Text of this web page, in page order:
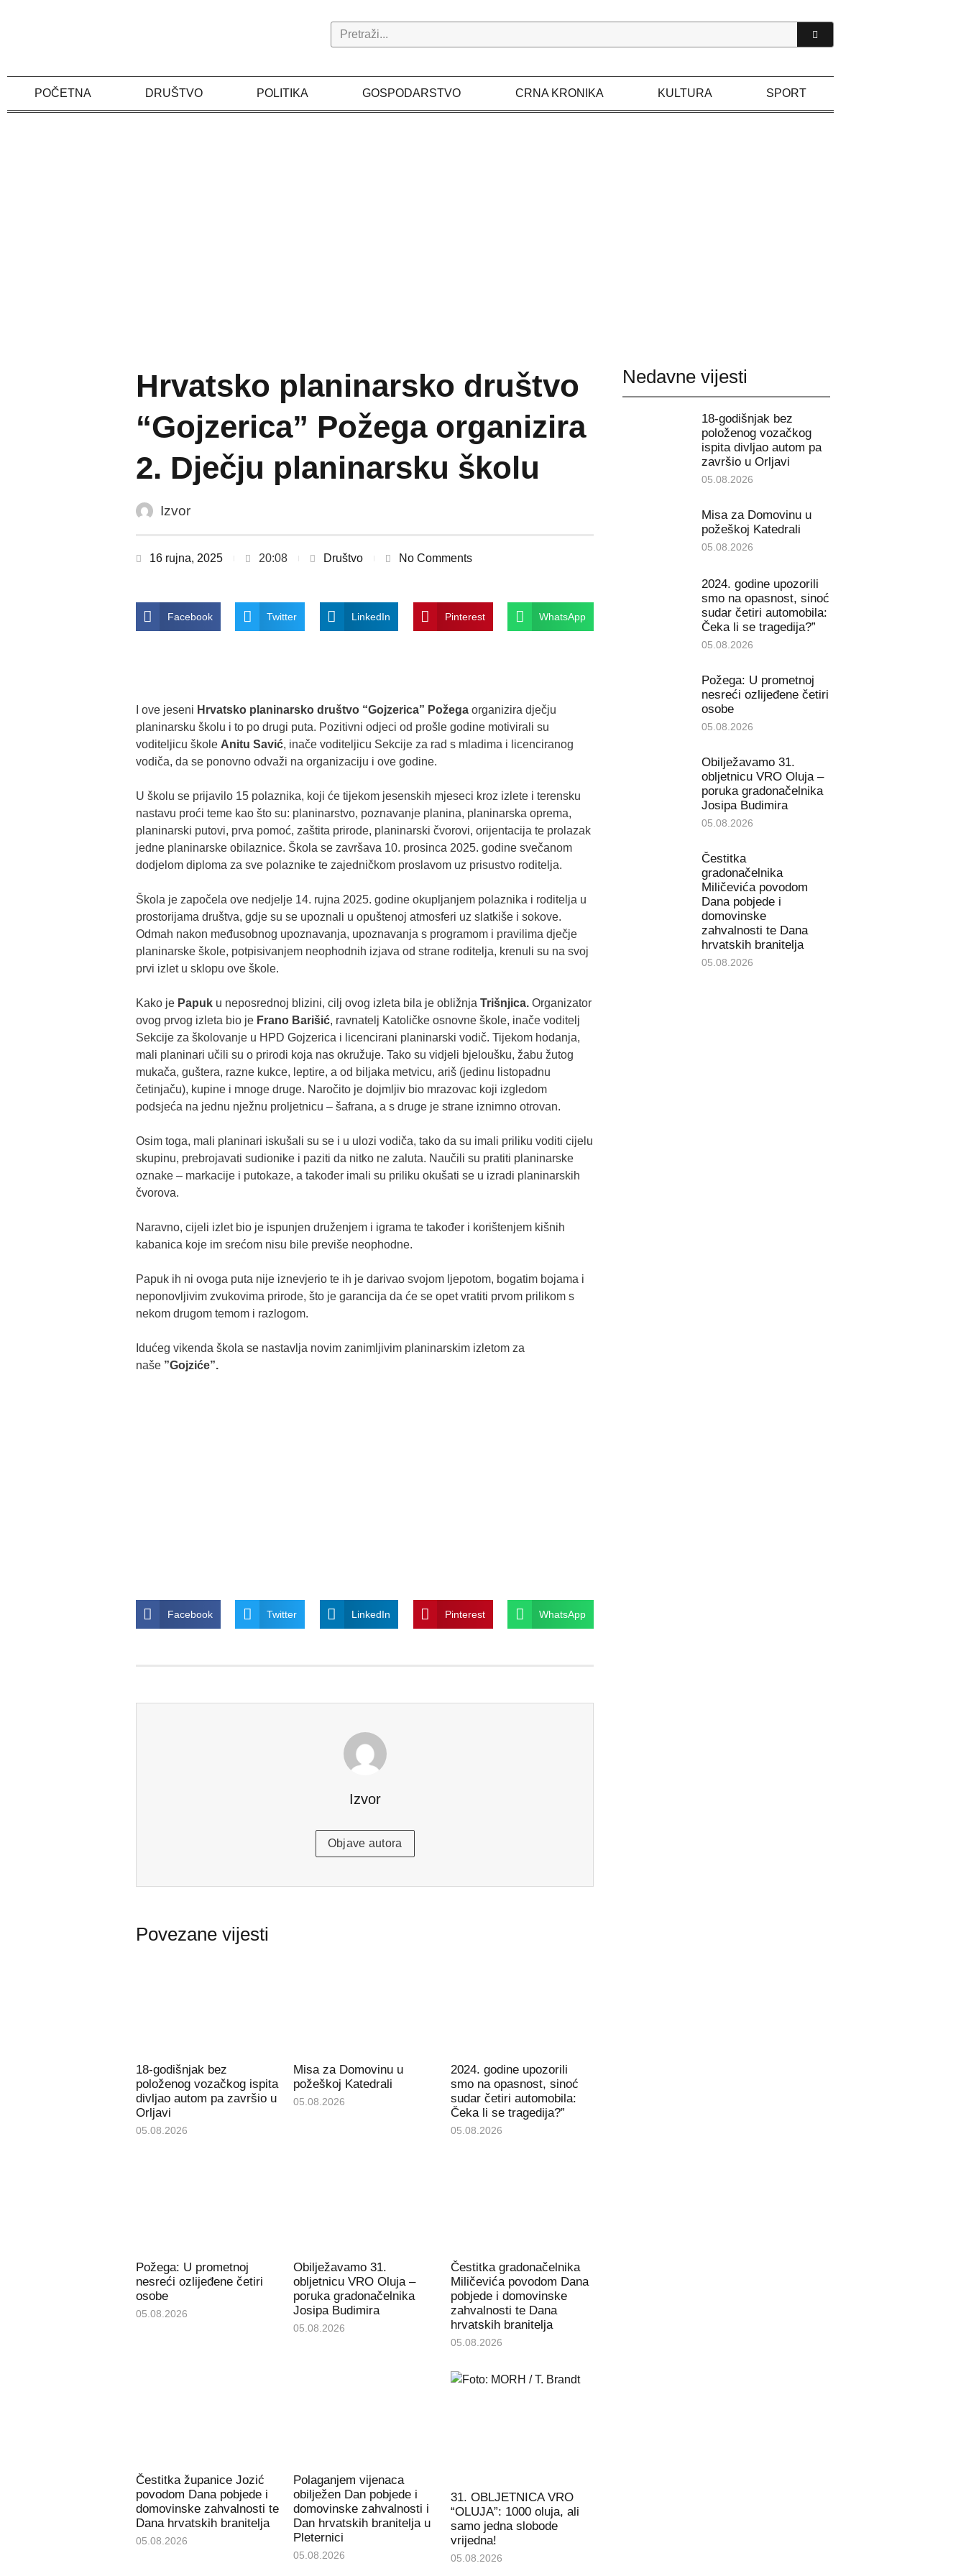
Search
POČETNA DRUŠTVO POLITIKA GOSPODARSTVO CRNA KRONIKA KULTURA SPORT
Hrvatsko planinarsko društvo
“Gojzerica” Požega organizira
2. Dječju planinarsku školu
Izvor
16 rujna, 2025 20:08 Društvo No Comments
Facebook Twitter LinkedIn Pinterest WhatsApp
I ove jeseni Hrvatsko planinarsko društvo “Gojzerica” Požegaorganizira dječju
planinarsku školu i to po drugi puta. Pozitivni odjeci od prošle godine motivirali su
voditeljicu škole Anitu Savić, inače voditeljicu Sekcije za rad s mladima i licenciranog
vodiča, da se ponovno odvaži na organizaciju i ove godine.
U školu se prijavilo 15 polaznika, koji će tijekom jesenskih mjeseci kroz izlete i terensku
nastavu proći teme kao što su: planinarstvo, poznavanje planina, planinarska oprema,
planinarski putovi, prva pomoć, zaštita prirode, planinarski čvorovi, orijentacija te prolazak
jedne planinarske obilaznice. Škola se završava 10. prosinca 2025. godine svečanom
dodjelom diploma za sve polaznike te zajedničkom proslavom uz prisustvo roditelja.
Škola je započela ove nedjelje 14. rujna 2025. godine okupljanjem polaznika i roditelja u
prostorijama društva, gdje su se upoznali u opuštenoj atmosferi uz slatkiše i sokove.
Odmah nakon međusobnog upoznavanja, upoznavanja s programom i pravilima dječje
planinarske škole, potpisivanjem neophodnih izjava od strane roditelja, krenuli su na svoj
prvi izlet u sklopu ove škole.
Kako je Papuku neposrednoj blizini, cilj ovog izleta bila je obližnja Trišnjica.Organizator
ovog prvog izleta bio jeFrano Barišić, ravnatelj Katoličke osnovne škole, inače voditelj
Sekcije za školovanje u HPD Gojzerica i licencirani planinarski vodič. Tijekom hodanja,
mali planinari učili su o prirodi koja nas okružuje. Tako su vidjeli bjeloušku, žabu žutog
mukača, guštera, razne kukce, leptire, a od biljaka metvicu, ariš (jedinu listopadnu
četinjaču), kupine i mnoge druge. Naročito je dojmljiv bio mrazovac koji izgledom
podsjeća na jednu nježnu proljetnicu – šafrana, a s druge je strane iznimno otrovan.
Osim toga, mali planinari iskušali su se i u ulozi vodiča, tako da su imali priliku voditi cijelu
skupinu, prebrojavati sudionike i paziti da nitko ne zaluta. Naučili su pratiti planinarske
oznake – markacije i putokaze, a također imali su priliku okušati se u izradi planinarskih
čvorova.
Naravno, cijeli izlet bio je ispunjen druženjem i igrama te također i korištenjem kišnih
kabanica koje im srećom nisu bile previše neophodne.
Papuk ih ni ovoga puta nije iznevjerio te ih je darivao svojom ljepotom, bogatim bojama i
neponovljivim zvukovima prirode, što je garancija da će se opet vratiti prvom prilikom s
nekom drugom temom i razlogom.
Idućeg vikenda škola se nastavlja novim zanimljivim planinarskim izletom za
naše”Gojziće”.
Facebook Twitter LinkedIn Pinterest WhatsApp
Izvor
Objave autora
Povezane vijesti
18-godišnjak bez
položenog vozačkog ispita
divljao autom pa završio u
Orljavi
05.08.2026
Misa za Domovinu u
požeškoj Katedrali
05.08.2026
2024. godine upozorili
smo na opasnost, sinoć
sudar četiri automobila:
Čeka li se tragedija?”
05.08.2026
Požega: U prometnoj
nesreći ozlijeđene četiri
osobe
05.08.2026
Obilježavamo 31.
obljetnicu VRO Oluja –
poruka gradonačelnika
Josipa Budimira
05.08.2026
Čestitka gradonačelnika
Miličevića povodom Dana
pobjede i domovinske
zahvalnosti te Dana
hrvatskih branitelja
05.08.2026
Čestitka županice Jozić
povodom Dana pobjede i
domovinske zahvalnosti te
Dana hrvatskih branitelja
05.08.2026
Polaganjem vijenaca
obilježen Dan pobjede i
domovinske zahvalnosti i
Dan hrvatskih branitelja u
Pleternici
05.08.2026
31. OBLJETNICA VRO
“OLUJA”: 1000 oluja, ali
samo jedna slobode
vrijedna!
05.08.2026
Nedavne vijesti
18-godišnjak bez
položenog vozačkog
ispita divljao autom pa
završio u Orljavi
05.08.2026
Misa za Domovinu u
požeškoj Katedrali
05.08.2026
2024. godine upozorili
smo na opasnost, sinoć
sudar četiri automobila:
Čeka li se tragedija?”
05.08.2026
Požega: U prometnoj
nesreći ozlijeđene četiri
osobe
05.08.2026
Obilježavamo 31.
obljetnicu VRO Oluja –
poruka gradonačelnika
Josipa Budimira
05.08.2026
Čestitka
gradonačelnika
Miličevića povodom
Dana pobjede i
domovinske
zahvalnosti te Dana
hrvatskih branitelja
05.08.2026